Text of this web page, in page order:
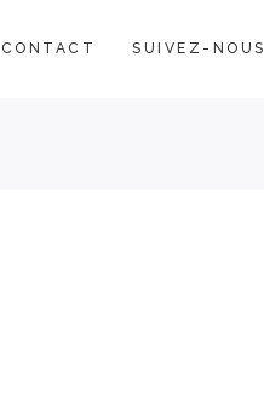
CONTACT SUIVEZ-NOUS